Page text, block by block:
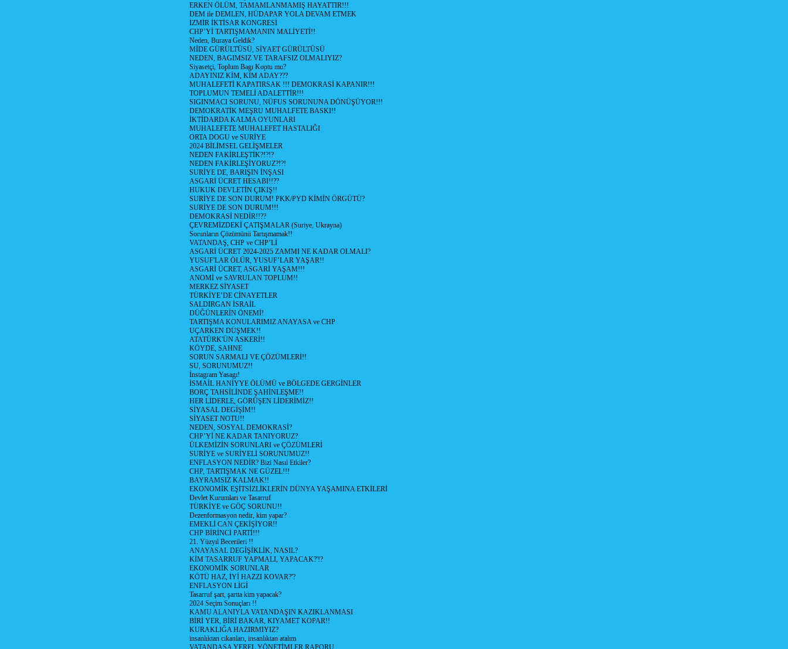
ERKEN ÖLÜM, TAMAMLANMAMIŞ HAYATTIR!!!
DEM ile DEMLEN, HÜDAPAR YOLA DEVAM ETMEK
İZMİR İKTİSAR KONGRESİ
CHP’Yİ TARTIŞMAMANIN MALİYETİ!!
Neden, Buraya Geldik?
MİDE GÜRÜLTÜSÜ, SİYAET GÜRÜLTÜSÜ
NEDEN, BAGIMSIZ VE TARAFSIZ OLMALIYIZ?
Siyasetçi, Toplum Bagı Koptu mu?
ADAYINIZ KİM, KİM ADAY???
MUHALEFETİ KAPATIRSAK !!! DEMOKRASİ KAPANIR!!!
TOPLUMUN TEMELİ ADALETTİR!!!
SIGINMACI SORUNU, NÜFUS SORUNUNA DÖNÜŞÜYOR!!!
DEMOKRATİK MEŞRU MUHALFETE BASKI!!
İKTİDARDA KALMA OYUNLARI
MUHALEFETE MUHALEFET HASTALIĞI
ORTA DOGU ve SURİYE
2024 BİLİMSEL GELİŞMELER
NEDEN FAKİRLEŞTİK?!?!?
NEDEN FAKİRLEŞİYORUZ?!?!
SURİYE DE, BARIŞIN İNŞASI
ASGARİ ÜCRET HESABI!!??
HUKUK DEVLETİN ÇIKIŞ!!
SURİYE DE SON DURUM! PKK/PYD KİMİN ÖRGÜTÜ?
SURİYE DE SON DURUM!!!
DEMOKRASİ NEDİR!!??
ÇEVREMİZDEKİ ÇATIŞMALAR (Suriye, Ukrayna)
Sorunların Çözümünü Tartışmamak!!
VATANDAŞ, CHP ve CHP’Lİ
ASGARİ ÜCRET 2024-2025 ZAMMI NE KADAR OLMALI?
YUSUF'LAR ÖLÜR, YUSUF’LAR YAŞAR!!
ASGARİ ÜCRET, ASGARİ YAŞAM!!!
ANOMİ ve SAVRULAN TOPLUM!!
MERKEZ SİYASET
TÜRKİYE’DE CİNAYETLER
SALDIRGAN İSRAİL
DÜĞÜNLERİN ÖNEMİ!
TARTIŞMA KONULARIMIZ ANAYASA ve CHP
UÇARKEN DÜŞMEK!!
ATATÜRK'ÜN ASKERİ!!
KÖYDE, SAHNE
SORUN SARMALI VE ÇÖZÜMLERİ!!
SU, SORUNUMUZ!!
İnstagram Yasagı!
İSMAİL HANİYYE ÖLÜMÜ ve BÖLGEDE GERGİNLER
BORÇ TAHSİLİNDE ŞAHİNLEŞME!!
HER LİDERLE, GÖRÜŞEN LİDERİMİZ!!
SİYASAL DEGİŞİM!!
SİYASET NOTU!!
NEDEN, SOSYAL DEMOKRASİ?
CHP’Yİ NE KADAR TANIYORUZ?
ÜLKEMİZİN SORUNLARI ve ÇÖZÜMLERİ
SURİYE ve SURİYELİ SORUNUMUZ!!
ENFLASYON NEDİR? Bizi Nasıl Etkiler?
CHP, TARTIŞMAK NE GÜZEL!!!
BAYRAMSIZ KALMAK!!
EKONOMİK EŞİTSİZLİKLERİN DÜNYA YAŞAMINA ETKİLERİ
Devlet Kurumları ve Tasarruf
TÜRKİYE ve GÖÇ SORUNU!!
Dezenformasyon nedir, kim yapar?
EMEKLİ CAN ÇEKİŞİYOR!!
CHP BİRİNCİ PARTİ!!!
21. Yüzyıl Becerileri !!
ANAYASAL DEGİŞİKLİK, NASIL?
KİM TASARRUF YAPMALI, YAPACAK?'!?
EKONOMİK SORUNLAR
KÖTÜ HAZ, İYİ HAZZI KOVAR?'?
ENFLASYON LİGİ
Tasarruf şart, şartta kim yapacak?
2024 Seçim Sonuçları !!
KAMU ALANIYLA VATANDAŞIN KAZIKLANMASI
BİRİ YER, BİRİ BAKAR, KIYAMET KOPAR!!
KURAKLIĞA HAZIRMIYIZ?
insanlıktan cıkanları, insanlıktan atalım
VATANDAŞA YEREL YÖNETİMLER RAPORU